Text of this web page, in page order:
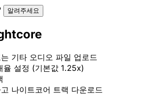
알려주세요
기타 오디오 파일 업로드
율 설정 (기본값 1.25x)
나이트코어 트랙 다운로드